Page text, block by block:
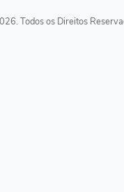
Todos os Direitos